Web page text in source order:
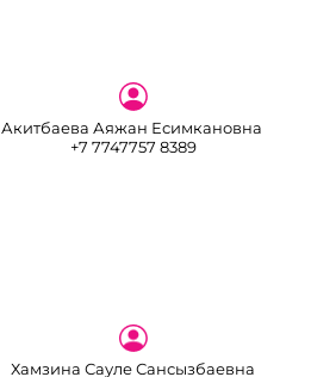
Акитбаева Аяжан Есимкановна
+7 7747757 8389
Хамзина Сауле Сансызбаевна